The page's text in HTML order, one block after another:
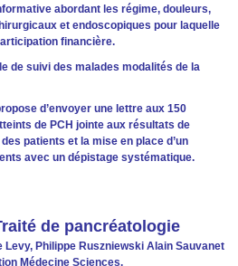
abordant les régime, douleurs,
et endoscopiques pour laquelle
financière.
de suivi des malades modalités de la
d’envoyer une lettre aux 150
de PCH jointe aux résultats de
patients et la mise en place d’un
avec un dépistage systématique.
de pancréatologie
Levy, Philippe Ruszniewski Alain Sauvanet
Médecine Sciences.